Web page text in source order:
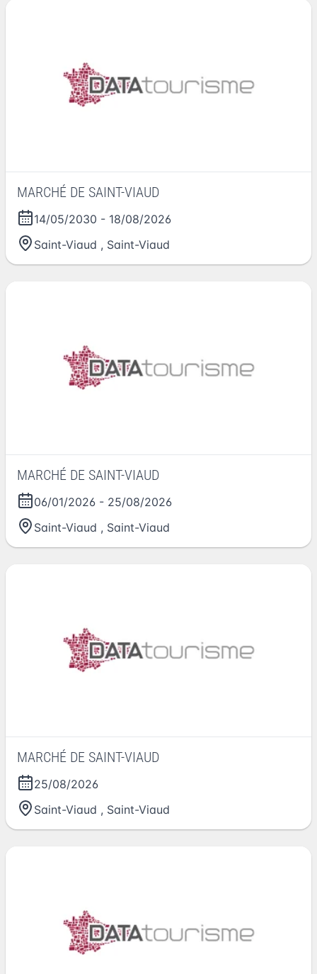
MARCHÉ DE SAINT-VIAUD
14/05/2030 - 18/08/2026
Saint-Viaud , Saint-Viaud
MARCHÉ DE SAINT-VIAUD
06/01/2026 - 25/08/2026
Saint-Viaud , Saint-Viaud
MARCHÉ DE SAINT-VIAUD
25/08/2026
Saint-Viaud , Saint-Viaud